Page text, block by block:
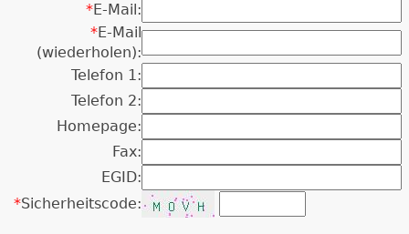
*E-Mail:
*E-Mail
(wiederholen):
Telefon 1:
Telefon 2:
Homepage:
Fax:
EGID:
*Sicherheitscode: